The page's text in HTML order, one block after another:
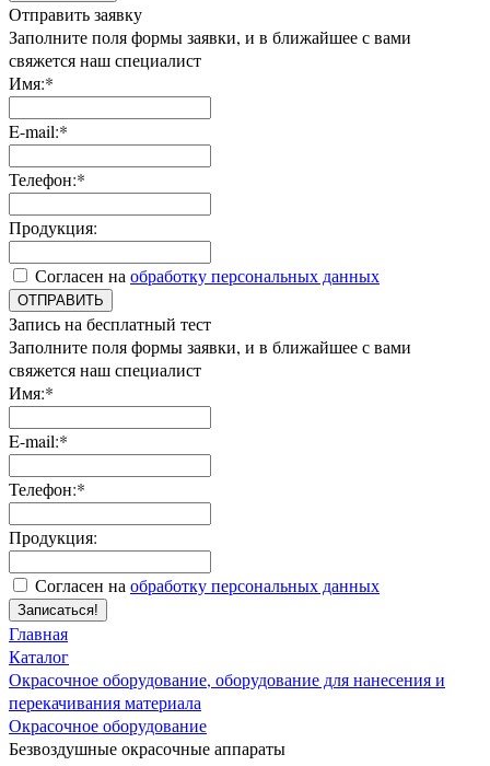
Отправить заявку
Заполните поля формы заявки, и в ближайшее с вами
свяжется наш специалист
Имя:*
E-mail:*
Телефон:*
Продукция:
Согласен на обработку персональных данных
ОТПРАВИТЬ
Запись на бесплатный тест
Заполните поля формы заявки, и в ближайшее с вами
свяжется наш специалист
Имя:*
E-mail:*
Телефон:*
Продукция:
Согласен на обработку персональных данных
Записаться!
Главная
Каталог
Окрасочное оборудование, оборудование для нанесения и
перекачивания материала
Окрасочное оборудование
Безвоздушные окрасочные аппараты